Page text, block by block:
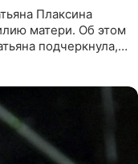
Плаксина
матери. Об этом
подчеркнула,